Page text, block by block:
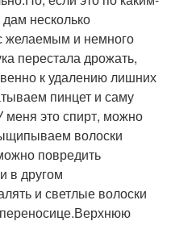
несколько
желаемым и немного
перестала дрожать,
к удалению лишних
пинцет и саму
меня это спирт, можно
волоски
повредить
в другом
и светлые волоски
переносице.Верхнюю